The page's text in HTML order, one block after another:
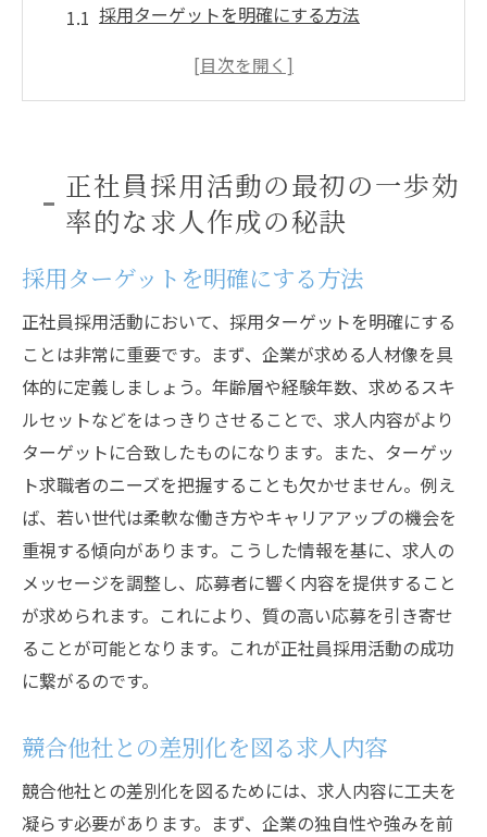
採用ターゲットを明確にする方法
競合他社との差別化を図る求人内容
最新の求人トレンドを反映させる
応募者を惹きつける魅力的な求人情報の提供法
求職者視点での求人情報作成
成功する求人広告のビジュアル要素
応募者の心を動かすキャッチコピー
ポジティブな企業文化の伝え方
求人情報で重要な透明性の確保
応募者のエンゲージメントを高める方法
採用活動を成功に導くための戦略的な求人プロ
セス
採用活動の全体像を把握する
効率的な採用チャネルの選択
継続的な求人プロセスの改善
デジタルツールを活用した採用プロセス
社内外のリソースを活用した採用活動
バイトから正社員へ理想の人材を見つける採用
戦略
正社員採用活動の最初の一歩効
率的な求人作成の秘訣
採用ターゲットを明確にする方法
正社員採用活動において、採用ターゲットを明確にする
ことは非常に重要です。まず、企業が求める人材像を具
体的に定義しましょう。年齢層や経験年数、求めるスキ
ルセットなどをはっきりさせることで、求人内容がより
ターゲットに合致したものになります。また、ターゲッ
ト求職者のニーズを把握することも欠かせません。例え
ば、若い世代は柔軟な働き方やキャリアアップの機会を
重視する傾向があります。こうした情報を基に、求人の
メッセージを調整し、応募者に響く内容を提供すること
が求められます。これにより、質の高い応募を引き寄せ
ることが可能となります。これが正社員採用活動の成功
に繋がるのです。
競合他社との差別化を図る求人内容
競合他社との差別化を図るためには、求人内容に工夫を
凝らす必要があります。まず、企業の独自性や強みを前